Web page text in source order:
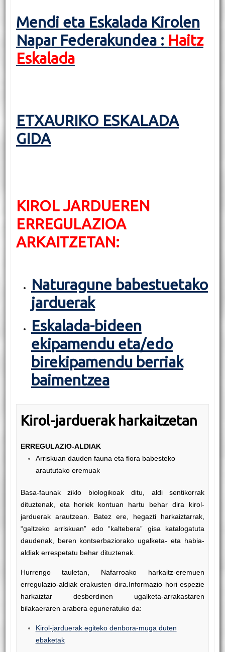
Mendi eta Eskalada Kirolen
Napar Federakundea : Haitz
Eskalada
ETXAURIKO ESKALADA
GIDA
KIROL JARDUEREN
ERREGULAZIOA
ARKAITZETAN:
Naturagune babestuetako
jarduerak
Eskalada-bideen
ekipamendu eta/edo
birekipamendu berriak
baimentzea
Kirol-jarduerak harkaitzetan
ERREGULAZIO-ALDIAK
Arriskuan dauden fauna eta flora babesteko
araututako eremuak
Basa-faunak ziklo biologikoak ditu, aldi sentikorrak
dituztenak, eta horiek kontuan hartu behar dira kirol-
jarduerak arautzean. Batez ere, hegazti harkaiztarrak,
“galtzeko arriskuan” edo “kaltebera” gisa katalogatuta
daudenak, beren kontserbaziorako ugalketa- eta habia-
aldiak errespetatu behar dituztenak.
Hurrengo tauletan, Nafarroako harkaitz-eremuen
erregulazio-aldiak erakusten dira. Informazio hori espezie
harkaiztar desberdinen ugalketa-arrakastaren
bilakaeraren arabera eguneratuko da:
Kirol-jarduerak egiteko denbora-muga duten
ebaketak